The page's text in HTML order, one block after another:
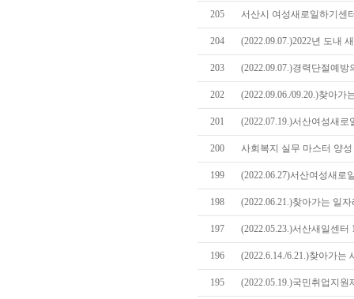
205 서산시 여성새로일하기센
204 (2022.09.07.)2022년 도내
203 (2022.09.07.)경력단절예
202 (2022.09.06./09.20.)찾아
201 (2022.07.19.)서산여성새
200 사회복지 실무 마스터 양
199 (2022.06.27)서산여성새로
198 (2022.06.21.)찾아가는 일
197 (2022.05.23.)서산새일센
196 (2022.6.14./6.21.)찾아가
195 (2022.05.19.)국민취업지